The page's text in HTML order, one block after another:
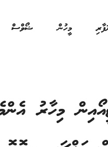
މީހުން ޝޯވްސް
މިހާރު